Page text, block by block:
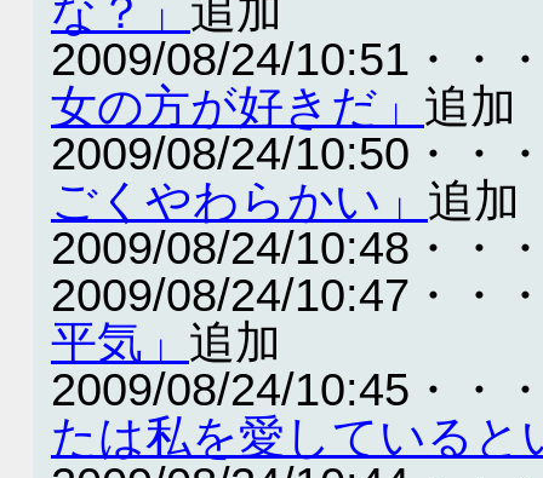
な？」 追加
2009/08/24/10:51・・
女の方が好きだ」 追加
2009/08/24/10:50・・
ごくやわらかい」 追加
2009/08/24/10:48・・
2009/08/24/10:47・・
平気」 追加
2009/08/24/10:45・・
たは私を愛していると